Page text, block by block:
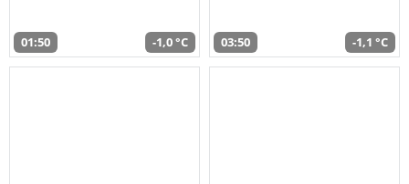
01:50 -1,0 °C 03:50 -1,1 °C